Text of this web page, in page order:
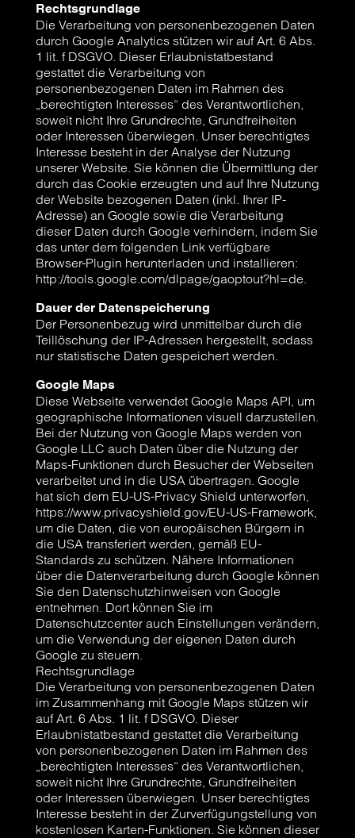
Rechtsgrundlage
Die Verarbeitung von personenbezogenen Daten
durch Google Analytics stützen wir auf Art. 6 Abs.
1 lit. f DSGVO. Dieser Erlaubnistatbestand
gestattet die Verarbeitung von
personenbezogenen Daten im Rahmen des
„berechtigten Interesses“ des Verantwortlichen,
soweit nicht Ihre Grundrechte, Grundfreiheiten
oder Interessen überwiegen. Unser berechtigtes
Interesse besteht in der Analyse der Nutzung
unserer Website. Sie können die Übermittlung der
durch das Cookie erzeugten und auf Ihre Nutzung
der Website bezogenen Daten (inkl. Ihrer IP-
Adresse) an Google sowie die Verarbeitung
dieser Daten durch Google verhindern, indem Sie
das unter dem folgenden Link verfügbare
Browser-Plugin herunterladen und installieren:
http://tools.google.com/dlpage/gaoptout?hl=de.
Dauer der Datenspeicherung
Der Personenbezug wird unmittelbar durch die
Teillöschung der IP-Adressen hergestellt, sodass
nur statistische Daten gespeichert werden.
Google Maps
Diese Webseite verwendet Google Maps API, um
geographische Informationen visuell darzustellen.
Bei der Nutzung von Google Maps werden von
Google LLC auch Daten über die Nutzung der
Maps-Funktionen durch Besucher der Webseiten
verarbeitet und in die USA übertragen. Google
hat sich dem EU-US-Privacy Shield unterworfen,
https://www.privacyshield.gov/EU-US-Framework,
um die Daten, die von europäischen Bürgern in
die USA transferiert werden, gemäß EU-
Standards zu schützen. Nähere Informationen
über die Datenverarbeitung durch Google können
Sie den Datenschutzhinweisen von Google
entnehmen. Dort können Sie im
Datenschutzcenter auch Einstellungen verändern,
um die Verwendung der eigenen Daten durch
Google zu steuern.
Rechtsgrundlage
Die Verarbeitung von personenbezogenen Daten
im Zusammenhang mit Google Maps stützen wir
auf Art. 6 Abs. 1 lit. f DSGVO. Dieser
Erlaubnistatbestand gestattet die Verarbeitung
von personenbezogenen Daten im Rahmen des
„berechtigten Interesses“ des Verantwortlichen,
soweit nicht Ihre Grundrechte, Grundfreiheiten
oder Interessen überwiegen. Unser berechtigtes
Interesse besteht in der Zurverfügungstellung von
kostenlosen Karten-Funktionen. Sie können dieser